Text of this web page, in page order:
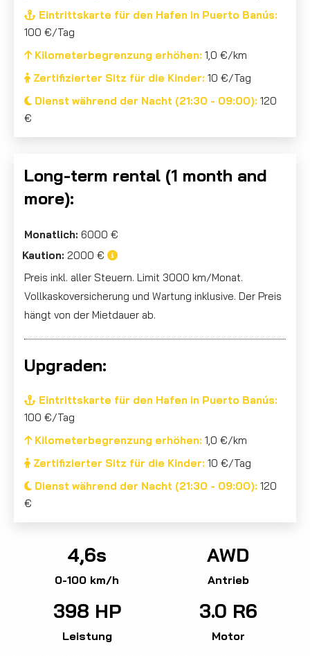
Eintrittskarte für den Hafen in Puerto Banús:
100 €/Tag
Kilometerbegrenzung erhöhen: 1,0 €/km
Zertifizierter Sitz für die Kinder: 10 €/Tag
Dienst während der Nacht (21:30 - 09:00): 120
€
Long-term rental (1 month and
more):
Monatlich: 6000 €
Kaution: 2000 €
Preis inkl. aller Steuern. Limit 3000 km/Monat.
Vollkaskoversicherung und Wartung inklusive. Der Preis
hängt von der Mietdauer ab.
Upgraden:
Eintrittskarte für den Hafen in Puerto Banús:
100 €/Tag
Kilometerbegrenzung erhöhen: 1,0 €/km
Zertifizierter Sitz für die Kinder: 10 €/Tag
Dienst während der Nacht (21:30 - 09:00): 120
€
4,6s
0-100 km/h
AWD
Antrieb
398 HP
Leistung
3.0 R6
Motor